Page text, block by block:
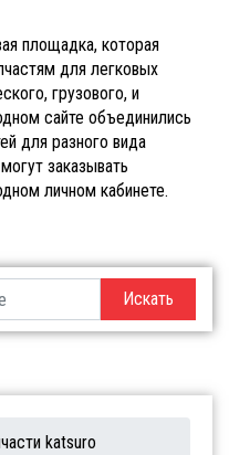
площадка, которая
для легковых
грузового, и
сайте объединились
для разного вида
заказывать
личном кабинете.
Искать
katsuro